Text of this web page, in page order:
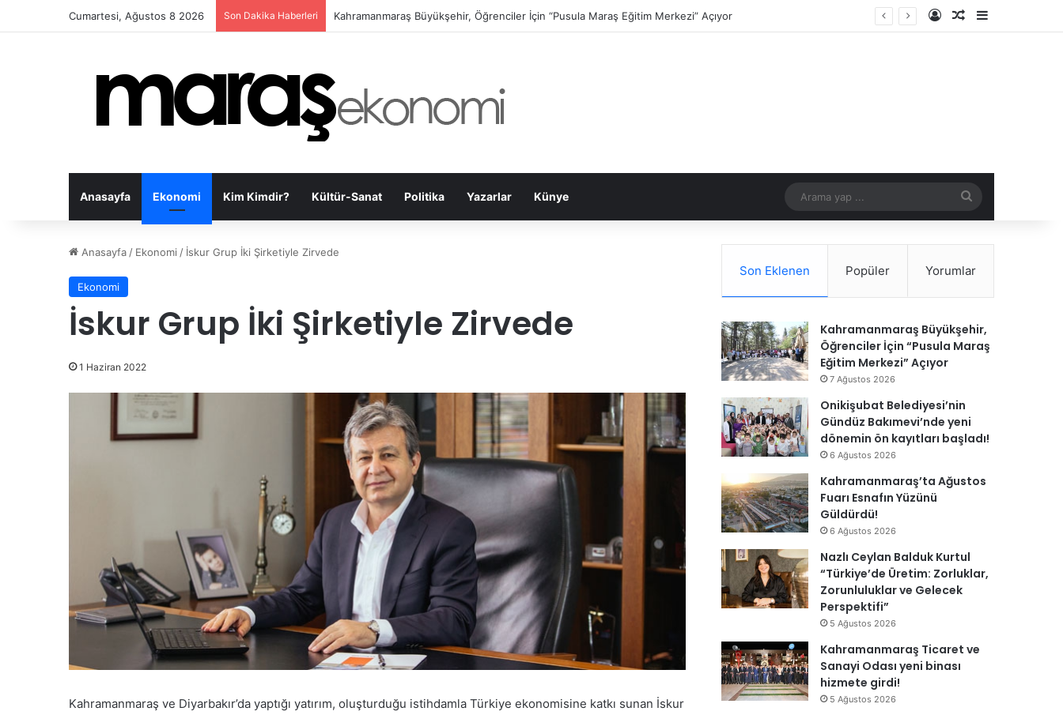
Cumartesi, Ağustos 8 2026 Son Dakika Haberleri Onikişubat Belediyesi’nin Gündüz Bakımevi’nde yeni dönemin ön kayıtları başladı! Kayıt OlRastgele Makale
Kenar
Anasayfa Ekonomi Kim Kimdir? Kültür-Sanat Politika Yazarlar Künye
yap
Anasayfa / Ekonomi / İskur Grup İki Şirketiyle Zirvede
Ekonomi
İskur Grup İki Şirketiyle Zirvede
1 Haziran 2022
Kahramanmaraş ve Diyarbakır’da yaptığı yatırım, oluşturduğu istihdamla Türkiye ekonomisine katkı sunan İskur
Son Eklenen Popüler Yorumlar
Kahramanmaraş Büyükşehir,
Öğrenciler İçin “Pusula Maraş
Eğitim Merkezi” Açıyor
7 Ağustos 2026
Onikişubat Belediyesi’nin
Gündüz Bakımevi’nde yeni
dönemin ön kayıtları başladı!
6 Ağustos 2026
Kahramanmaraş’ta Ağustos
Fuarı Esnafın Yüzünü
Güldürdü!
6 Ağustos 2026
Nazlı Ceylan Balduk Kurtul
“Türkiye’de Üretim: Zorluklar,
Zorunluluklar ve Gelecek
Perspektifi”
5 Ağustos 2026
Kahramanmaraş Ticaret ve
Sanayi Odası yeni binası
hizmete girdi!
5 Ağustos 2026